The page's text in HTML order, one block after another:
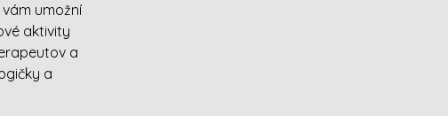
umožní
aktivity
a
a